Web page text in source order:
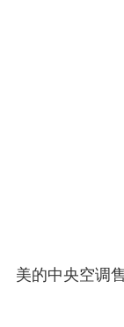
美的中央空调